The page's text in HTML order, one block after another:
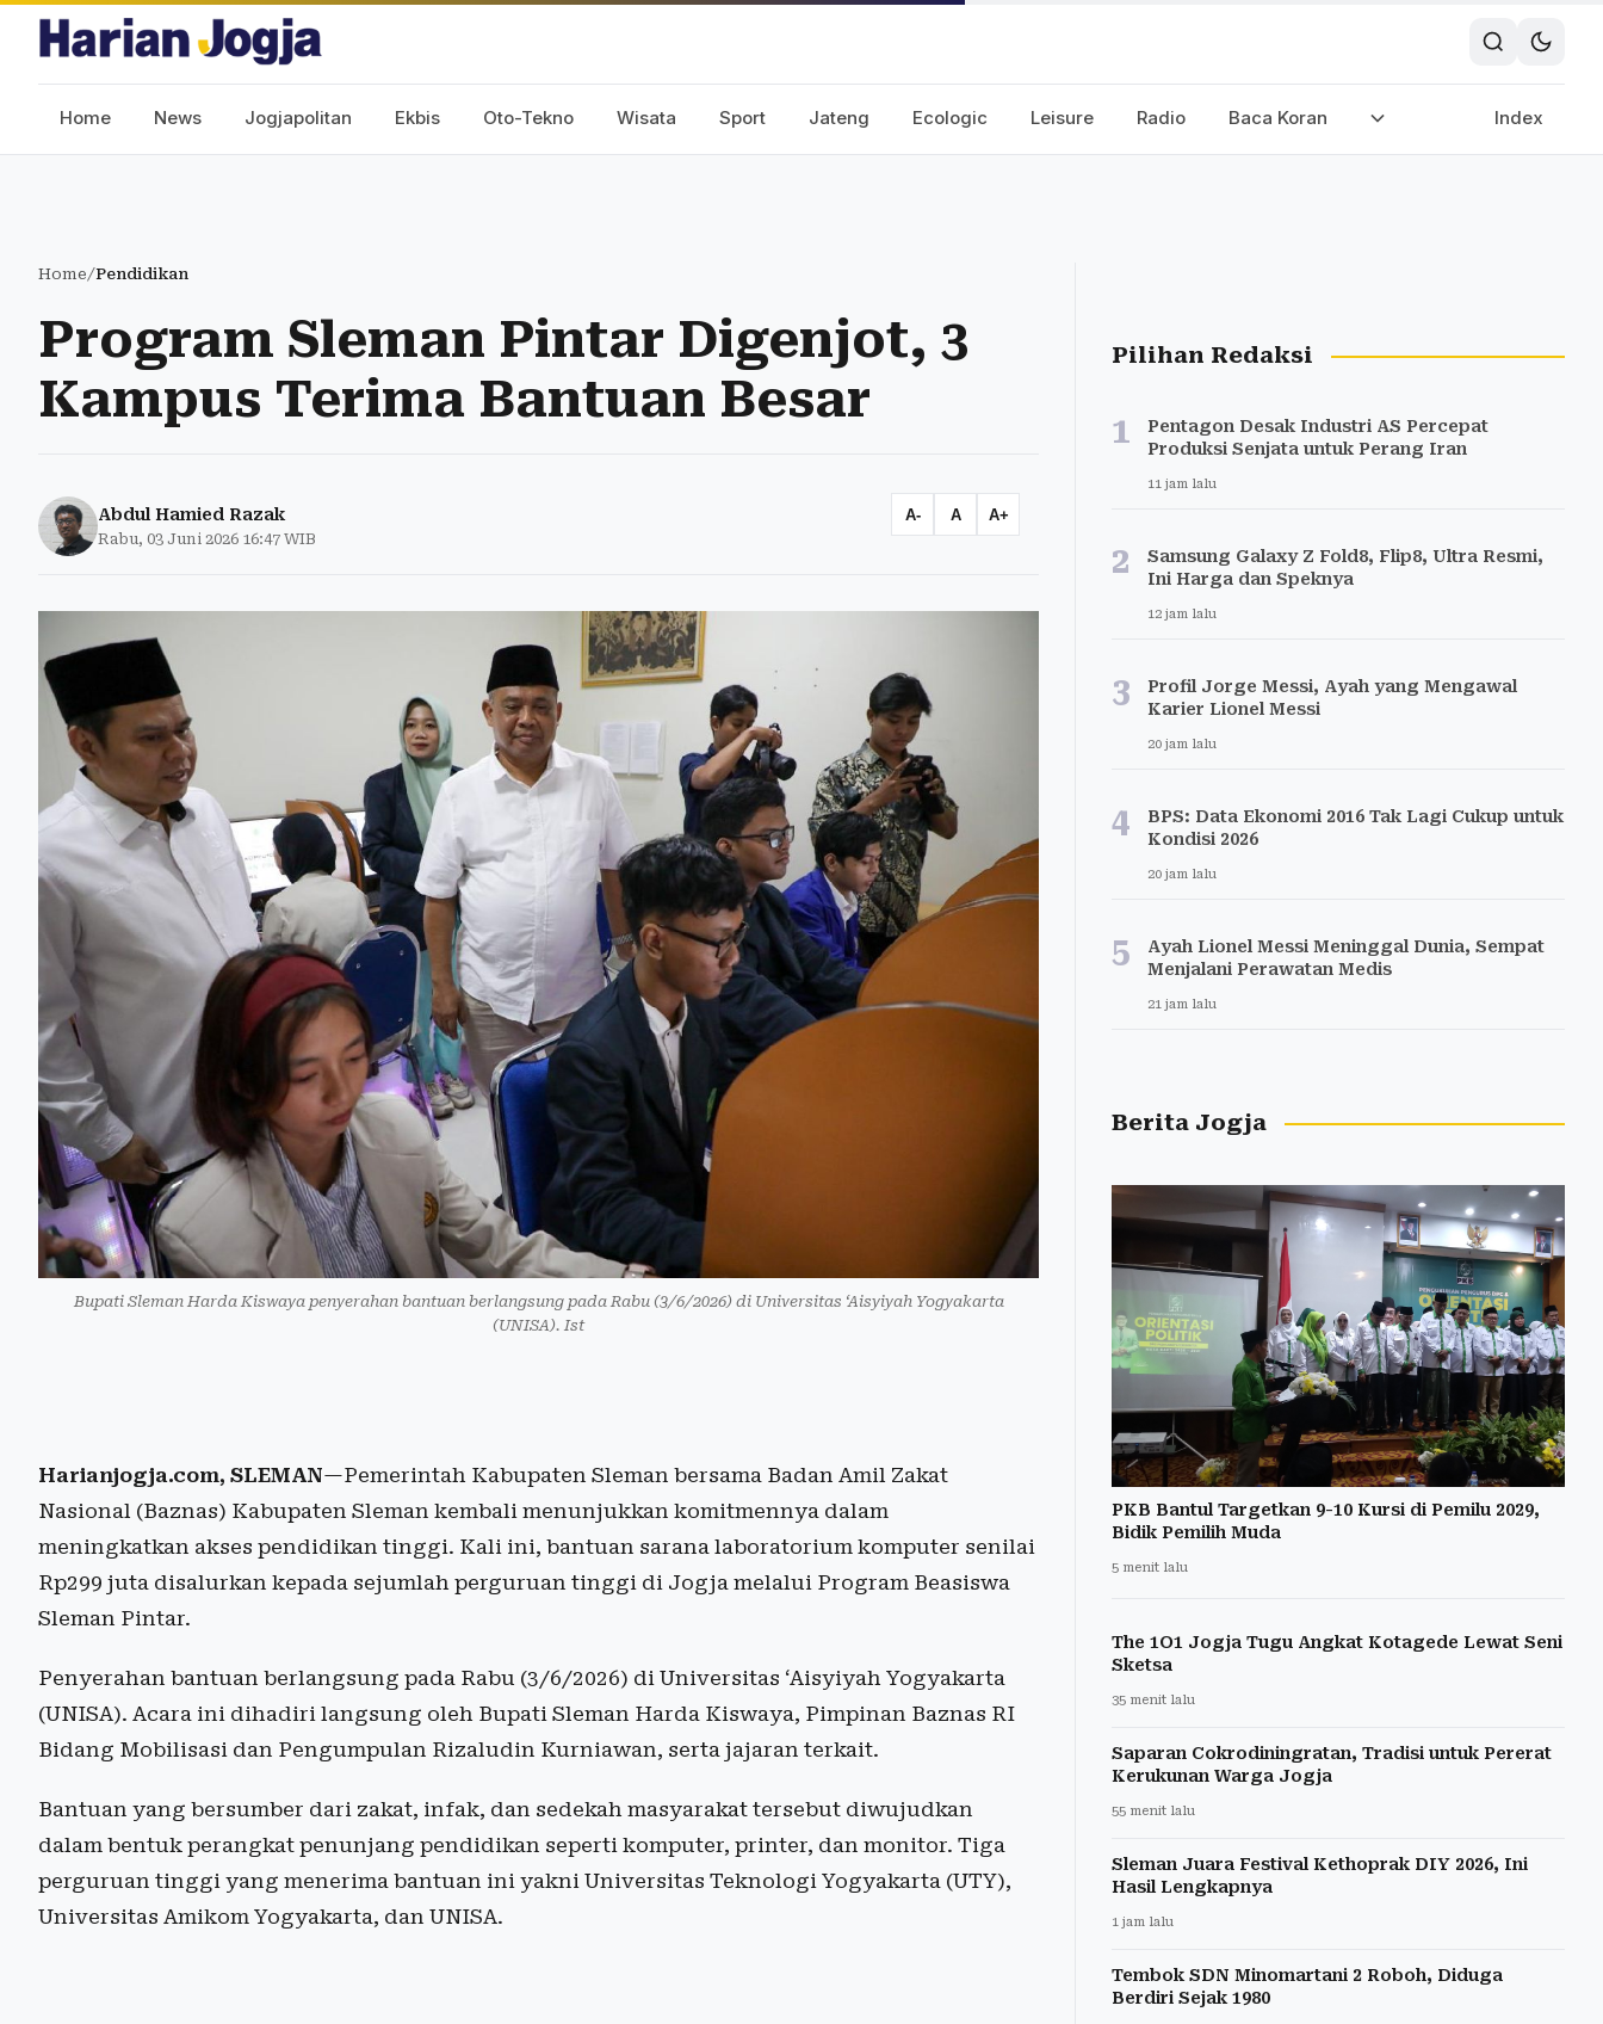
Home News Jogjapolitan Ekbis Oto-Tekno Wisata Sport Jateng Ecologic Leisure Radio Baca Koran Index
Home/Pendidikan
Program Sleman Pintar Digenjot, 3
Kampus Terima Bantuan Besar
Abdul Hamied Razak
Rabu, 03 Juni 2026 16:47 WIB
A- A A+
Bupati Sleman Harda Kiswaya penyerahan bantuan berlangsung pada Rabu (3/6/2026) di Universitas ‘Aisyiyah Yogyakarta
(UNISA). Ist
Harianjogja.com, SLEMAN—Pemerintah Kabupaten Sleman bersama Badan Amil Zakat
Nasional (Baznas) Kabupaten Sleman kembali menunjukkan komitmennya dalam
meningkatkan akses pendidikan tinggi. Kali ini, bantuan sarana laboratorium komputer senilai
Rp299 juta disalurkan kepada sejumlah perguruan tinggi di Jogja melalui Program Beasiswa
Sleman Pintar.
Penyerahan bantuan berlangsung pada Rabu (3/6/2026) di Universitas ‘Aisyiyah Yogyakarta
(UNISA). Acara ini dihadiri langsung oleh Bupati Sleman Harda Kiswaya, Pimpinan Baznas RI
Bidang Mobilisasi dan Pengumpulan Rizaludin Kurniawan, serta jajaran terkait.
Bantuan yang bersumber dari zakat, infak, dan sedekah masyarakat tersebut diwujudkan
dalam bentuk perangkat penunjang pendidikan seperti komputer, printer, dan monitor. Tiga
perguruan tinggi yang menerima bantuan ini yakni Universitas Teknologi Yogyakarta (UTY),
Universitas Amikom Yogyakarta, dan UNISA.
Pilihan Redaksi
1
Pentagon Desak Industri AS Percepat
Produksi Senjata untuk Perang Iran
11 jam lalu
2
Samsung Galaxy Z Fold8, Flip8, Ultra Resmi,
Ini Harga dan Speknya
12 jam lalu
3
Profil Jorge Messi, Ayah yang Mengawal
Karier Lionel Messi
20 jam lalu
4
BPS: Data Ekonomi 2016 Tak Lagi Cukup untuk
Kondisi 2026
20 jam lalu
5
Ayah Lionel Messi Meninggal Dunia, Sempat
Menjalani Perawatan Medis
21 jam lalu
Berita Jogja
PKB Bantul Targetkan 9-10 Kursi di Pemilu 2029,
Bidik Pemilih Muda
5 menit lalu
The 1O1 Jogja Tugu Angkat Kotagede Lewat Seni
Sketsa
35 menit lalu
Saparan Cokrodiningratan, Tradisi untuk Pererat
Kerukunan Warga Jogja
55 menit lalu
Sleman Juara Festival Kethoprak DIY 2026, Ini
Hasil Lengkapnya
1 jam lalu
Tembok SDN Minomartani 2 Roboh, Diduga
Berdiri Sejak 1980